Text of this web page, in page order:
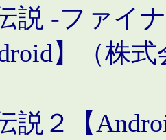
説 -ファイ
】（株
説２【